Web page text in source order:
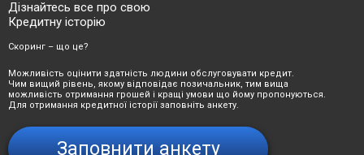
Дізнайтесь все про свою
Кредитну історію
Скоринг – що це?
Можливість оцінити здатність людини обслуговувати кредит.
Чим вищий рівень, якому відповідає позичальник, тим вища
можливість отримання грошей і кращі умови що йому пропонуються.
Для отримання кредитної історії заповніть анкету.
Заповнити анкету